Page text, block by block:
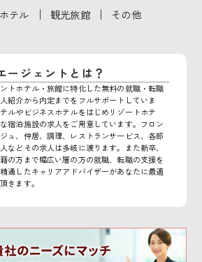
テル ｜ 観光旅館 ｜ その他
ージェントとは？
トホテル・旅館に特化した無料の就職・転職
紹介から内定までをフルサポートしていま
ルやビジネスホテルをはじめリゾートホテ
宿泊施設の求人をご用意しています。フロン
ュ、仲居、調理、レストランサービス、各部
などその求人は多岐に渡ります。また新卒、
の方まで幅広い層の方の就職、転職の支援を
通したキャリアアドバイザーがあなたに最適
きます。